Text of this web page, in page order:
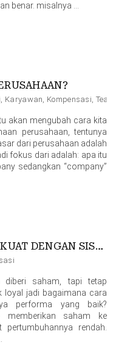
benar. misalnya …
, Karyawan, Kompensasi, Team
akan mengubah cara kita
perusahaan, tentunya
dari perusahaan adalah
fokus dari adalah: apa itu
sedangkan “company”
MEMBANGUN PERUSAHAAN KUAT DENGAN SISTEM PEMBERIAN SAHAM KE KARYAWAN
saham, tapi tetap
loyal jadi bagaimana cara
performa yang baik?
memberikan saham ke
rendah.